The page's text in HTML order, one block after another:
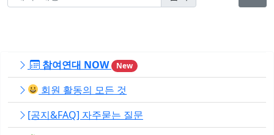
참여연대 NOW New
회원 활동의 모든 것
[공지&FAQ] 자주묻는 질문